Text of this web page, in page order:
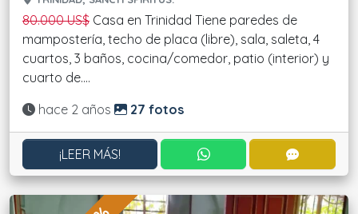
80.000 US$ Casa en Trinidad Tiene paredes de
mampostería, techo de placa (libre), sala, saleta, 4
cuartos, 3 baños, cocina/comedor, patio (interior) y
cuarto de....
Actualizado:
hace 2 años 27 fotos
¡LEER MÁS! CONTACTAR POR